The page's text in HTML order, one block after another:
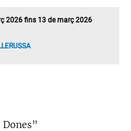
2026 fins 13 de març 2026